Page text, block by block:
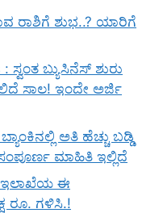
ರಾಶಿಗೆ ಶುಭ..? ಯಾರಿಗೆ
ಸ್ವಂತ ಬ್ಯುಸಿನೆಸ್ ಶುರು
ಸಾಲ! ಇಂದೇ ಅರ್ಜಿ
ಅತಿ ಹೆಚ್ಚು ಬಡ್ಡಿ
ಮಾಹಿತಿ ಇಲ್ಲಿದೆ
ಇಲಾಖೆಯ ಈ
ರೂ. ಗಳಿಸಿ.!